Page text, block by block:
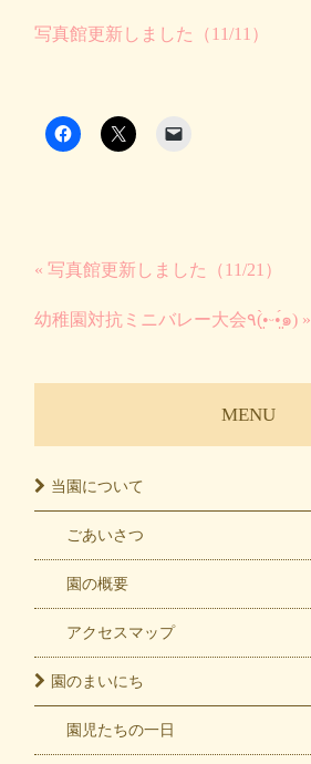
写真館更新しました（11/11）
« 写真館更新しました（11/21）
幼稚園対抗ミニバレー大会٩(•̤̀ᵕ•̤́๑) »
MENU
当園について
ごあいさつ
園の概要
アクセスマップ
園のまいにち
園児たちの一日